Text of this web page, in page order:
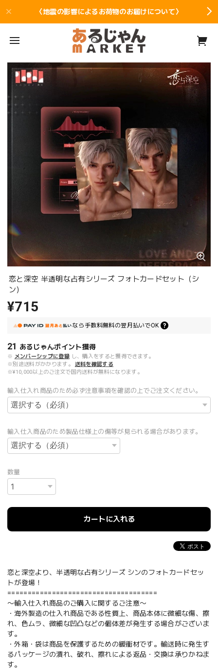
〈地震の影響によるお荷物のお届けについて〉
恋と深空 半透明な占有シリーズ フォトカードセット（シ
ン）
¥715
なら 手数料無料の翌月払いでOK
21 あるじゃんポイント獲得
※ メンバーシップに登録 し、購入をすると獲得できます。
※別途送料がかかります。
送料を確認する
※¥10,000以上のご注文で国内送料が無料になります。
輸入仕入れ商品のため必ず注意事項を確認の上でご注文ください。
輸入仕入商品のため製品仕様上の傷等が見られる場合があります。
数量
カートに入れる
恋と深空より、半透明な占有シリーズ シンのフォトカードセッ
トが登場！
=====================================
〜輸入仕入れ商品のご購入に関するご注意〜
・海外製造の仕入れ商品である性質上、商品本体に微細な傷、擦
れ、色ムラ、微細な凹凸などの個体差が発生する場合がございま
す。
・外箱・袋は商品を保護するための緩衝材です。輸送時に発生す
るパッケージの潰れ、破れ、擦れによる返品・交換は承りかねま
す。